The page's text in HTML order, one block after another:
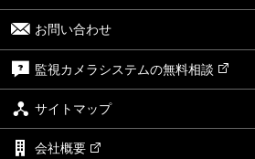
お問い合わせ
監視カメラシステムの無料相談
サイトマップ
会社概要